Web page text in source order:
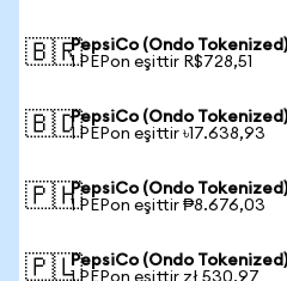
🇧🇷PepsiCo (Ondo
1 PEPon eşittir R$728,51
🇧🇩PepsiCo (Ondo
1 PEPon eşittir ৳17.638,93
🇵🇭PepsiCo (Ondo
1 PEPon eşittir ₱8.676,03
🇵🇱PepsiCo (Ondo
1 PEPon eşittir zł 530,97